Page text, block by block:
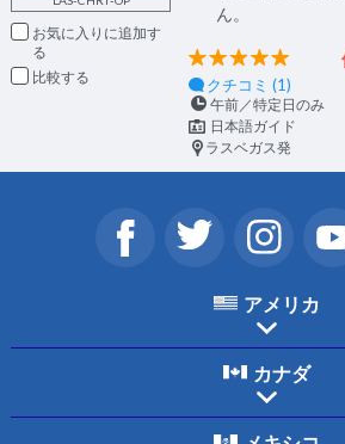
お気に入りに追加
比較
ん。
クチコミ (1)
午前／特定日のみ
日本語ガイド
ラスベガス発
アメリカ
カナダ